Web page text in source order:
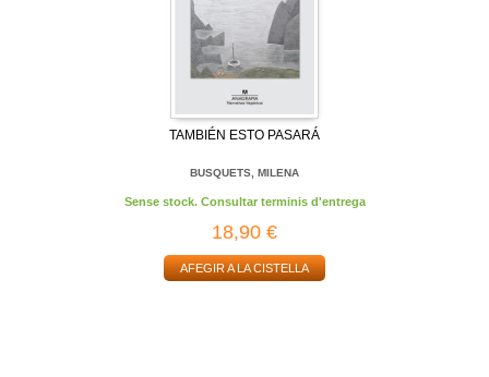
TAMBIÉN ESTO PASARÁ
BUSQUETS, MILENA
Sense stock. Consultar terminis d'entrega
18,90 €
AFEGIR A LA CISTELLA